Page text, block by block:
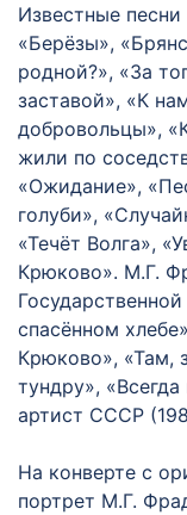
Известные
«Берёзы»,
родной?», «За
заставой», «К
добровольцы»,
жили по
«Ожидание»,
голуби»,
«Течёт Волга»,
Крюково». М.Г.
спасённом
Крюково», «Там,
тундру»,
артист СССР
На конверте с
портрет М.Г.